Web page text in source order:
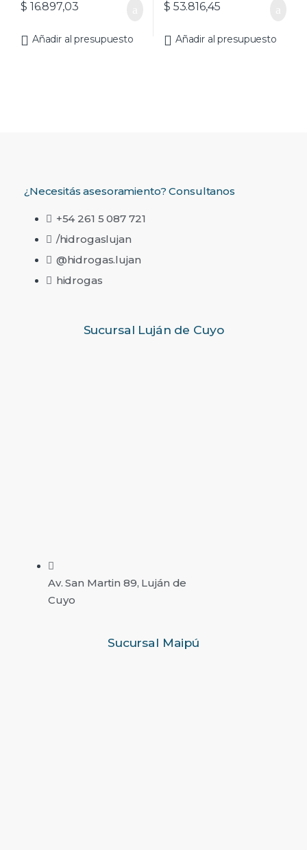
$ 16.897,03
Añadir al presupuesto
$ 53.816,45
Añadir al presupuesto
¿Necesitás asesoramiento? Consultanos
+54 261 5 087 721
/hidrogaslujan
@hidrogas.lujan
hidrogas
Sucursal Luján de Cuyo
Av. San Martin 89, Luján de
Cuyo
Sucursal Maipú